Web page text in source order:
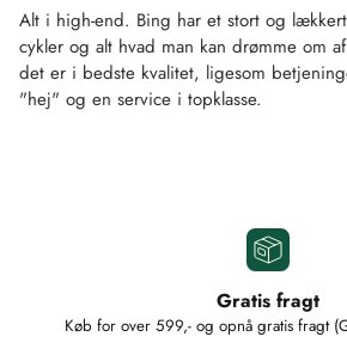
Alt i high-end. Bing har et stort og
cykler og alt hvad man kan drømme om
det er i bedste kvalitet, ligesom
"hej" og en service i topklasse.
Gratis fragt
Køb for over 599,- og opnå gratis fragt